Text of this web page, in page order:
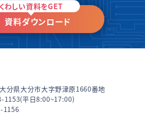
くわしい資料をGET
資料ダウンロード
分県大分市大字野津原1660番地
1153(平日8:00~17:00)
1156